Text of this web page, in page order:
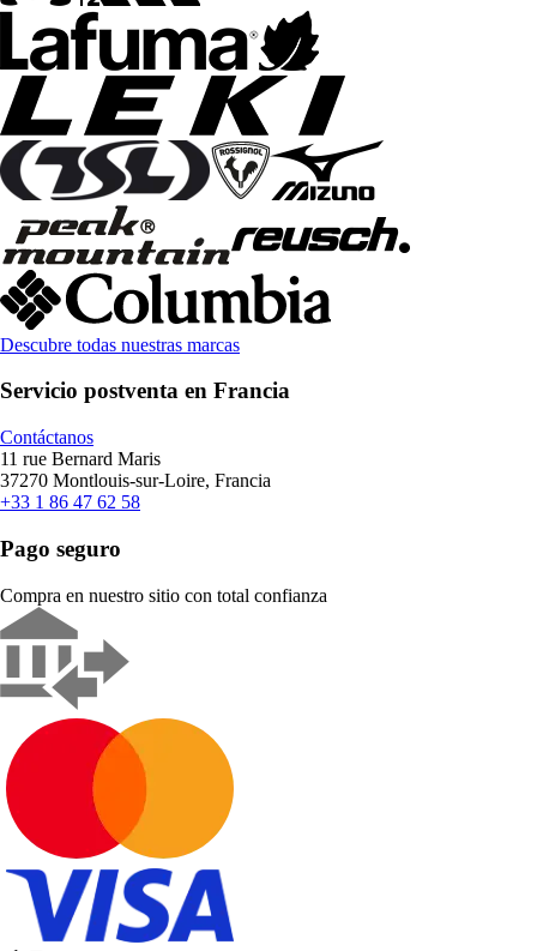
Descubre todas nuestras marcas
Servicio postventa en Francia
Contáctanos
11 rue Bernard Maris
37270 Montlouis-sur-Loire, Francia
+33 1 86 47 62 58
Pago seguro
Compra en nuestro sitio con total confianza